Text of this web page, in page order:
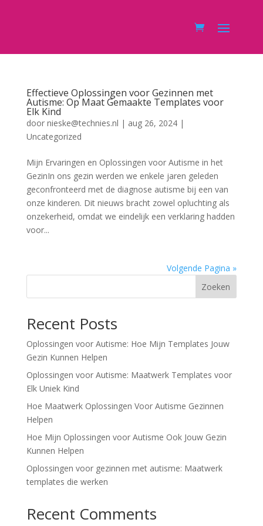
Effectieve Oplossingen voor Gezinnen met
Autisme: Op Maat Gemaakte Templates voor
Elk Kind
door nieske@technies.nl | aug 26, 2024|
Uncategorized
Mijn Ervaringen en Oplossingen voor Autisme in het
GezinIn ons gezin werden we enkele jaren geleden
geconfronteerd met de diagnose autisme bij een van
onze kinderen. Dit nieuws bracht zowel opluchting als
onzekerheid, omdat we eindelijk een verklaring hadden
voor...
Volgende Pagina »
Zoeken
Recent Posts
Oplossingen voor Autisme: Hoe Mijn Templates Jouw
Gezin Kunnen Helpen
Oplossingen voor Autisme: Maatwerk Templates voor
Elk Uniek Kind
Hoe Maatwerk Oplossingen Voor Autisme Gezinnen
Helpen
Hoe Mijn Oplossingen voor Autisme Ook Jouw Gezin
Kunnen Helpen
Oplossingen voor gezinnen met autisme: Maatwerk
templates die werken
Recent Comments